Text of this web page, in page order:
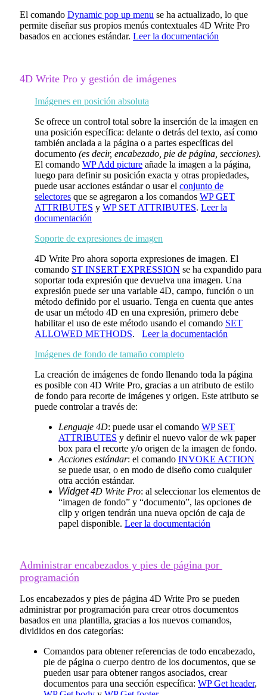
El comando Dynamic pop up menu se ha actualizado, lo que
permite diseñar sus propios menús contextuales 4D Write Pro
basados en acciones estándar. Leer la documentación
4D Write Pro y gestión de imágenes
Imágenes en posición absoluta
Se ofrece un control total sobre la inserción de la imagen en
una posición específica: delante o detrás del texto, así como
también anclada a la página o a partes específicas del
documento (es decir, encabezado, pie de página, secciones).
El comando WP Add picture añade la imagen a la página,
luego para definir su posición exacta y otras propiedades,
puede usar acciones estándar o usar el conjunto de
selectores que se agregaron a los comandos WP GET
ATTRIBUTES y WP SET ATTRIBUTES. Leer la
documentación
Soporte de expresiones de imagen
4D Write Pro ahora soporta expresiones de imagen. El
comando ST INSERT EXPRESSION se ha expandido para
soportar toda expresión que devuelva una imagen. Una
expresión puede ser una variable 4D, campo, función o un
método definido por el usuario. Tenga en cuenta que antes
de usar un método 4D en una expresión, primero debe
habilitar el uso de este método usando el comando SET
ALLOWED METHODS. Leer la documentación
Imágenes de fondo de tamaño completo
La creación de imágenes de fondo llenando toda la página
es posible con 4D Write Pro, gracias a un atributo de estilo
de fondo para recorte de imágenes y origen. Este atributo se
puede controlar a través de:
Lenguaje 4D: puede usar el comando WP SET
ATTRIBUTES y definir el nuevo valor de wk paper
box para el recorte y/o origen de la imagen de fondo.
Acciones estándar: el comando INVOKE ACTION
se puede usar, o en modo de diseño como cualquier
otra acción estándar.
Widget4D Write Pro: al seleccionar los elementos de
“imagen de fondo” y “documento”, las opciones de
clip y origen tendrán una nueva opción de caja de
papel disponible. Leer la documentación
Administrar encabezados y pies de página por
programación
Los encabezados y pies de página 4D Write Pro se pueden
administrar por programación para crear otros documentos
basados en una plantilla, gracias a los nuevos comandos,
divididos en dos categorías:
Comandos para obtener referencias de todo encabezado,
pie de página o cuerpo dentro de los documentos, que se
pueden usar para obtener rangos asociados, crear
documentos para una sección específica: WP Get header,